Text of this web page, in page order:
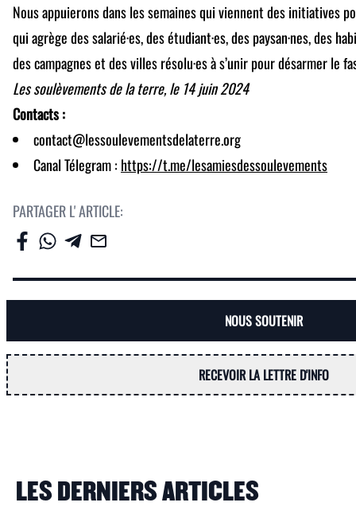
PARTAGER L' ARTICLE:
NOUS SOUTENIR
RECEVOIR LA LETTRE D'INFO
Nous appuierons dans les semaines qui viennent des initiatives
qui agrège des salarié·es, des étudiant·es, des paysan·nes, des
des campagnes et des villes résolu·es à s’unir pour désarmer le
Les soulèvements de la terre, le 14 juin 2024
Contacts :
contact@lessoulevementsdelaterre.org
Canal Télegram : https://t.me/lesamiesdessoulevements
LES DERNIERS ARTICLES